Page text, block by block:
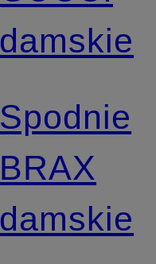
damskie
Spodnie
BRAX
damskie